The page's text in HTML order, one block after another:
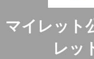
マイレット
レッ